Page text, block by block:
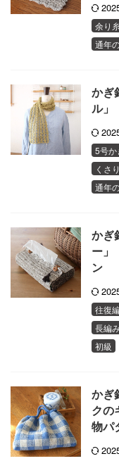
余り
通年
かぎ
ル」
5号か
くさ
通年
かぎ
ー」
ン
往復
長編
初級
かぎ
クの
物パ